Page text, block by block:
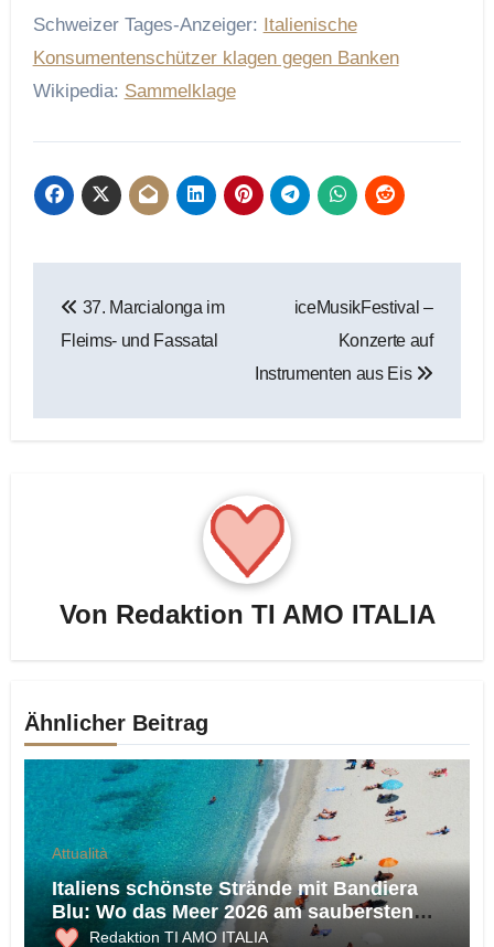
Schweizer Tages-Anzeiger: Italienische
Konsumentenschützer klagen gegen Banken
Wikipedia: Sammelklage
37. Marcialonga im
Fleims- und Fassatal
iceMusikFestival –
Konzerte auf
Instrumenten aus Eis
Von Redaktion TI AMO ITALIA
Ähnlicher Beitrag
Attualità
Italiens schönste Strände mit Bandiera
Blu: Wo das Meer 2026 am saubersten
ist
Redaktion TI AMO ITALIA